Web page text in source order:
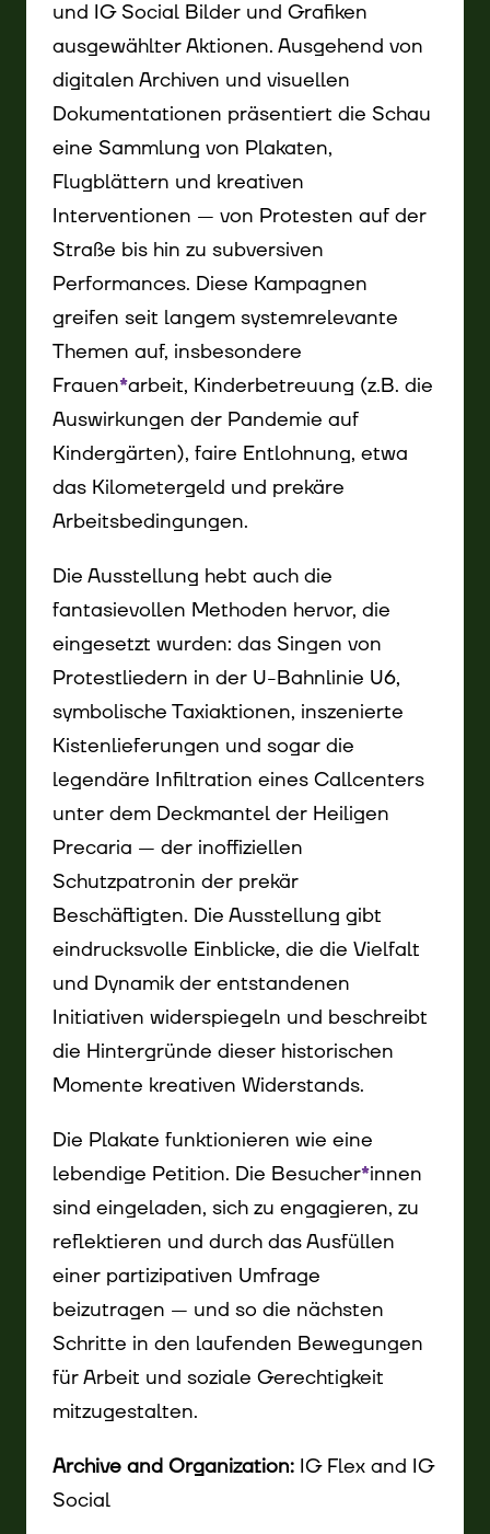
und IG Social Bilder und Grafiken
ausgewählter Aktionen. Ausgehend von
digitalen Archiven und visuellen
Dokumentationen präsentiert die Schau
eine Sammlung von Plakaten,
Flugblättern und kreativen
Interventionen — von Protesten auf der
Straße bis hin zu subversiven
Performances. Diese Kampagnen
greifen seit langem systemrelevante
Themen auf, insbesondere
Frauen*arbeit, Kinderbetreuung (z.B. die
Auswirkungen der Pandemie auf
Kindergärten), faire Entlohnung, etwa
das Kilometergeld und prekäre
Arbeitsbedingungen.
Die Ausstellung hebt auch die
fantasievollen Methoden hervor, die
eingesetzt wurden: das Singen von
Protestliedern in der U-Bahnlinie U6,
symbolische Taxiaktionen, inszenierte
Kistenlieferungen und sogar die
legendäre Infiltration eines Callcenters
unter dem Deckmantel der Heiligen
Precaria — der inoffiziellen
Schutzpatronin der prekär
Beschäftigten. Die Ausstellung gibt
eindrucksvolle Einblicke, die die Vielfalt
und Dynamik der entstandenen
Initiativen widerspiegeln und beschreibt
die Hintergründe dieser historischen
Momente kreativen Widerstands.
Die Plakate funktionieren wie eine
lebendige Petition. Die Besucher*innen
sind eingeladen, sich zu engagieren, zu
reflektieren und durch das Ausfüllen
einer partizipativen Umfrage
beizutragen — und so die nächsten
Schritte in den laufenden Bewegungen
für Arbeit und soziale Gerechtigkeit
mitzugestalten.
Archive and Organization: IG Flex and IG
Social